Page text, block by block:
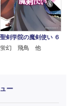
聖剣学院の魔剣使い ６
蛍幻 飛鳥 他
ー